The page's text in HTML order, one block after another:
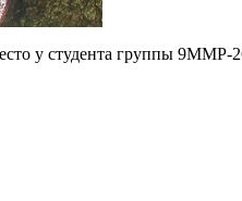
у студента группы